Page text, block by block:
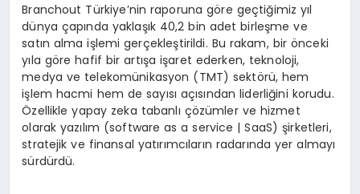
Branchout Türkiye’nin raporuna göre geçtiğimiz yıl
dünya çapında yaklaşık 40,2 bin adet birleşme ve
satın alma işlemi gerçekleştirildi. Bu rakam, bir önceki
yıla göre hafif bir artışa işaret ederken, teknoloji,
medya ve telekomünikasyon (TMT) sektörü, hem
işlem hacmi hem de sayısı açısından liderliğini korudu.
Özellikle yapay zeka tabanlı çözümler ve hizmet
olarak yazılım (software as a service | SaaS) şirketleri,
stratejik ve finansal yatırımcıların radarında yer almayı
sürdürdü.